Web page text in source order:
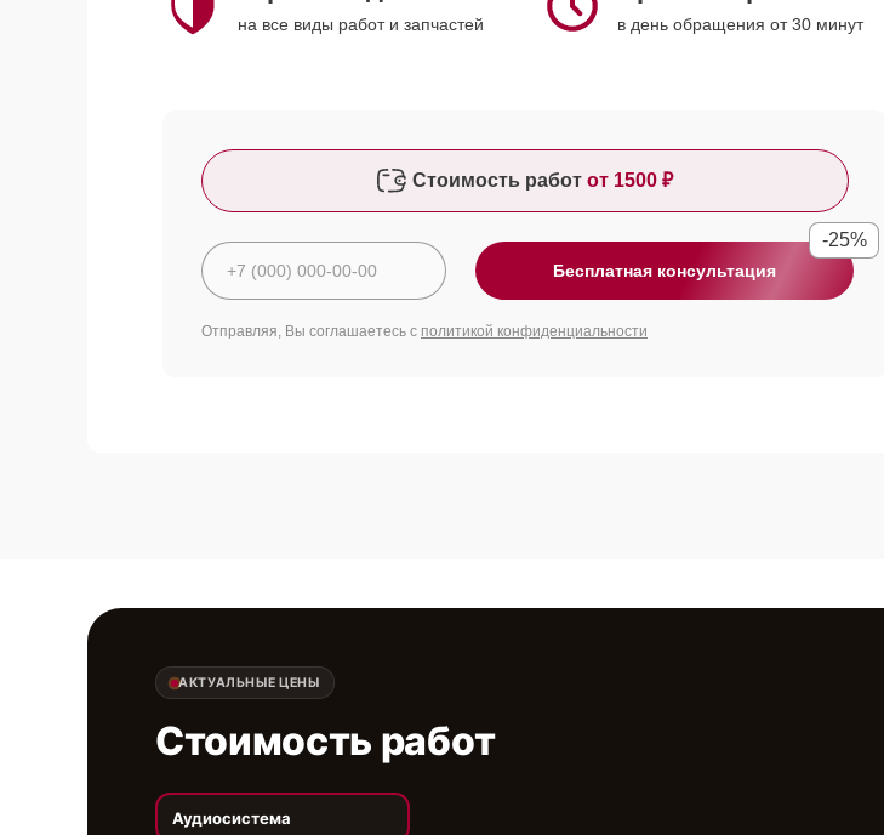
на все виды работ и запчастей в день обращения от 30 минут
Стоимость работ от 1500 ₽
Бесплатная консультация
-25%
Отправляя, Вы соглашаетесь с политикой конфиденциальности
АКТУАЛЬНЫЕ ЦЕНЫ
Стоимость работ
Аудиосистема